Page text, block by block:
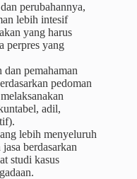
perubahannya,
lebih intesif
yang harus
perpres yang
pemahaman
pedoman
adil,
lebih menyeluruh
berdasarkan
studi kasus